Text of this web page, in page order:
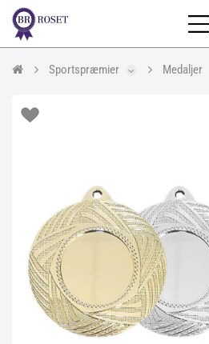
Sportspræmier Medaljer